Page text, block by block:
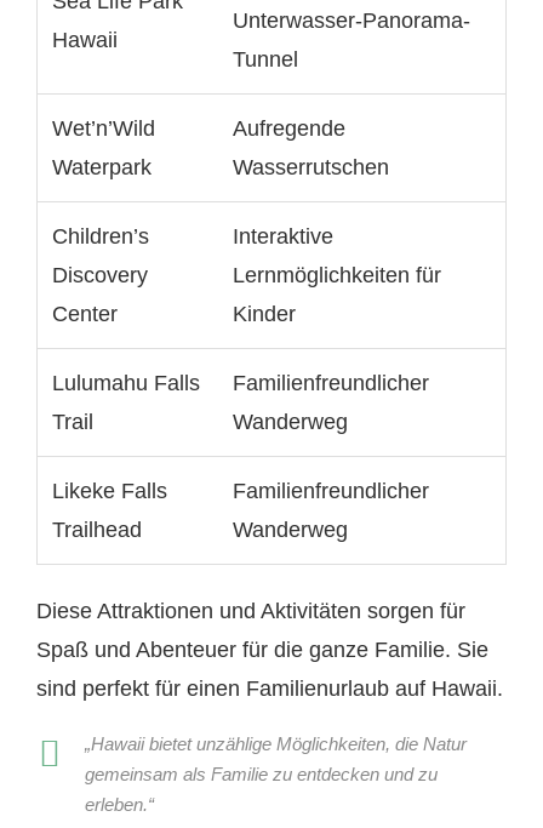
Hawaii
Unterwasser-Panorama-
Tunnel
Wet’n’Wild
Waterpark
Aufregende
Wasserrutschen
Children’s
Discovery
Center
Interaktive
Lernmöglichkeiten für
Kinder
Lulumahu Falls
Trail
Familienfreundlicher
Wanderweg
Likeke Falls
Trailhead
Familienfreundlicher
Wanderweg
Diese Attraktionen und Aktivitäten sorgen für
Spaß und Abenteuer für die ganze Familie. Sie
sind perfekt für einen Familienurlaub auf Hawaii.
„Hawaii bietet unzählige Möglichkeiten, die Natur
gemeinsam als Familie zu entdecken und zu
erleben.“